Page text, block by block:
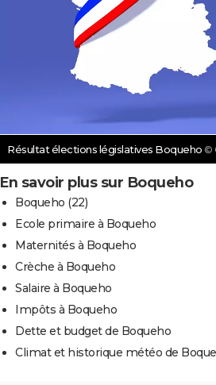
Résultat élections législatives Boqueho ©
En savoir plus sur Boqueho
Boqueho (22)
Ecole primaire à Boqueho
Maternités à Boqueho
Crèche à Boqueho
Salaire à Boqueho
Impôts à Boqueho
Dette et budget de Boqueho
Climat et historique météo de